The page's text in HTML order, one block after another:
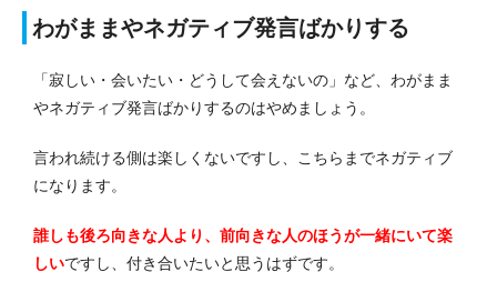
わがままやネガティブ発言ばかりする
「寂しい・会いたい・どうして会えないの」など、わがまま
やネガティブ発言ばかりするのはやめましょう。
言われ続ける側は楽しくないですし、こちらまでネガティブ
になります。
誰しも後ろ向きな人より、前向きな人のほうが一緒にいて楽
しいですし、付き合いたいと思うはずです。